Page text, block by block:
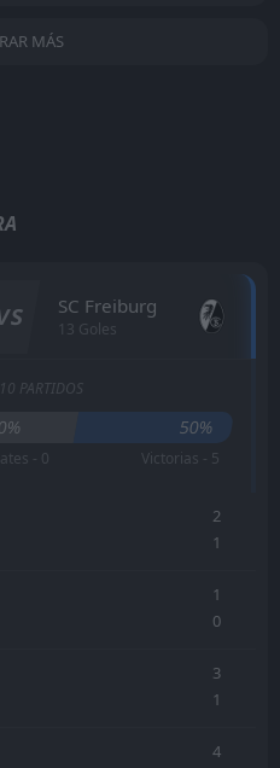
MÁS
SC Freiburg
13 Goles
PARTIDOS
0% 50%
- 0 Victorias - 5
2
1
1
0
3
1
4